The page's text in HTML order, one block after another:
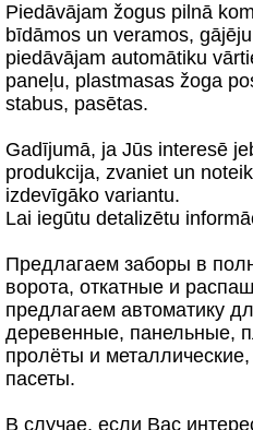
Piedāvājam žogus pilnā
bīdāmos un veramos,
piedāvājam automātiku
paneļu, plastmasas žoga
stabus, pasētas.
Gadījumā, ja Jūs interesē
produkcija, zvaniet un
izdevīgāko variantu.
Lai iegūtu detalizētu
Предлагаем заборы в
ворота, откатные и
предлагаем автоматику
деревенные, панельные,
пролёты и
пасеты.
В случае, если Вас